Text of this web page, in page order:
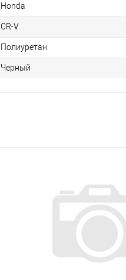
Honda
CR-V
Полиуретан
Черный